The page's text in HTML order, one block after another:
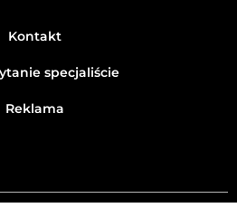
Kontakt
specjaliście
Reklama